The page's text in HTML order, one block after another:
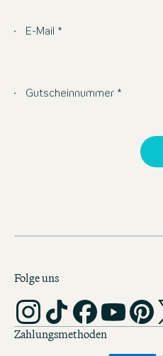
E-Mail *
Gutscheinnummer *
Folge uns
Zahlungsmethoden